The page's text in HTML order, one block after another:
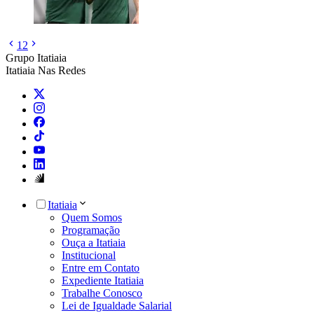
1 2
Grupo Itatiaia
Itatiaia Nas Redes
Itatiaia
Quem Somos
Programação
Ouça a Itatiaia
Institucional
Entre em Contato
Expediente Itatiaia
Trabalhe Conosco
Lei de Igualdade Salarial